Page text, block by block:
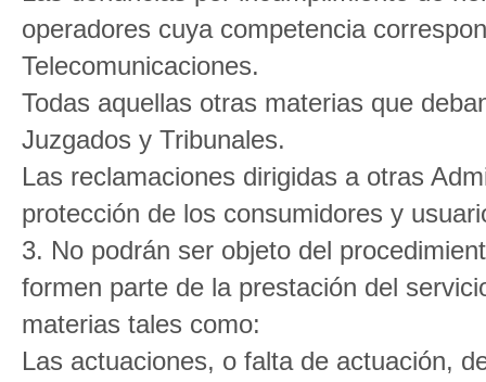
operadores cuya competencia
Telecomunicaciones.
Todas aquellas otras materias que
Juzgados y Tribunales.
Las reclamaciones dirigidas a otras
protección de los consumidores y
3. No podrán ser objeto del
formen parte de la prestación del
materias tales como:
Las actuaciones, o falta de actuación,